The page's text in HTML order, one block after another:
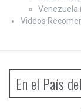
Venezuela
Videos
En el País